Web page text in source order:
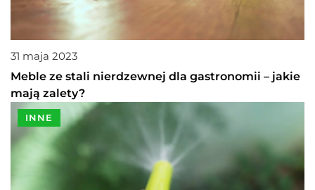
31 maja 2023
Meble ze stali nierdzewnej dla gastronomii – jakie
mają zalety?
INNE